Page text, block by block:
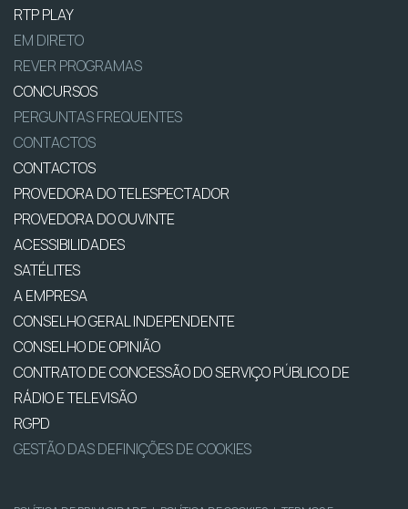
RTP PLAY
EM DIRETO
REVER PROGRAMAS
CONCURSOS
PERGUNTAS FREQUENTES
CONTACTOS
CONTACTOS
PROVEDORA DO TELESPECTADOR
PROVEDORA DO OUVINTE
ACESSIBILIDADES
SATÉLITES
A EMPRESA
CONSELHO GERAL INDEPENDENTE
CONSELHO DE OPINIÃO
CONTRATO DE CONCESSÃO DO SERVIÇO PÚBLICO DE
RÁDIO E TELEVISÃO
RGPD
GESTÃO DAS DEFINIÇÕES DE COOKIES